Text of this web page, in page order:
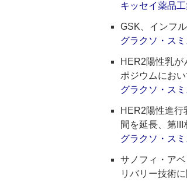
キッセイ薬品
GSK、インフ
グラクソ・ス
HER2陽性乳が
ポジウムにお
グラクソ・ス
HER2陽性進行
間を延長、第III
グラクソ・ス
サノフィ・ア
リバリー技術